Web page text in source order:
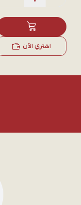
هدية أنيقة:يعد هدية
وزن المنتج :5.1جرام
صور إضافية عبرالواتساب
اشتري الآن